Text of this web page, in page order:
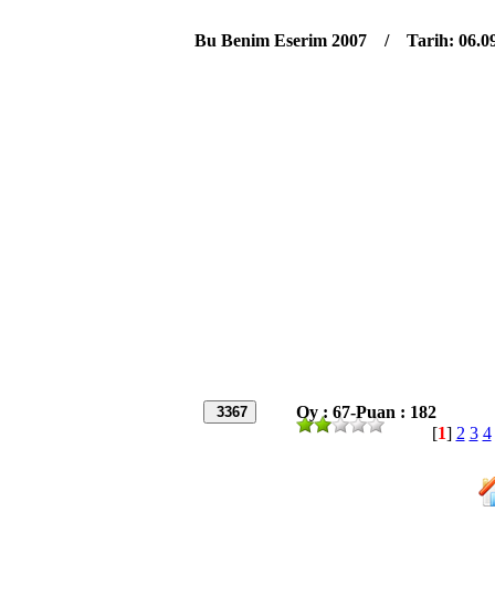
Bu Benim Eserim 2007 / Tarih:
3367
Oy : 67-Puan : 182
[1] 2 3 4